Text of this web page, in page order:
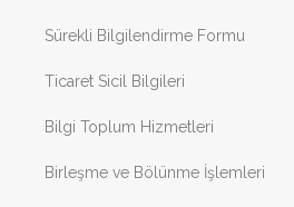
Sürekli Bilgilendirme Formu
Ticaret Sicil Bilgileri
Bilgi Toplum Hizmetleri
Birleşme ve Bölünme İşlemleri